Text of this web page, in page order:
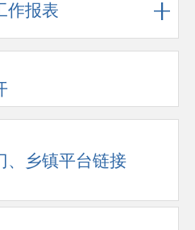
作报表
、乡镇平台链接